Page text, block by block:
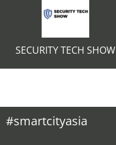
SECURITY TECH SHOW
#smartcityasia